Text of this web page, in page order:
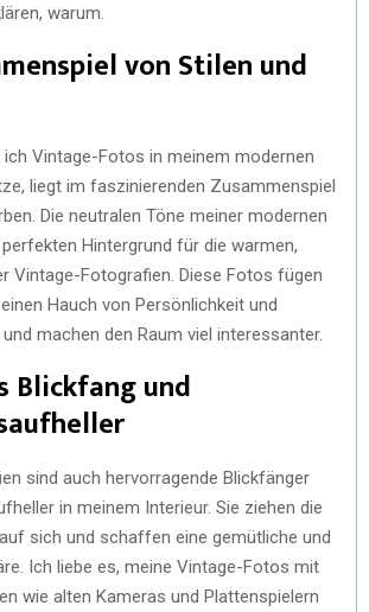
warum.
von Stilen und
ich Vintage-Fotos in meinem modernen
liegt im faszinierenden Zusammenspiel
Die neutralen Töne meiner modernen
Hintergrund für die warmen,
Vintage-Fotografien. Diese Fotos fügen
Hauch von Persönlichkeit und
machen den Raum viel interessanter.
Blickfang und
sind auch hervorragende Blickfänger
in meinem Interieur. Sie ziehen die
sich und schaffen eine gemütliche und
Ich liebe es, meine Vintage-Fotos mit
wie alten Kameras und Plattenspielern